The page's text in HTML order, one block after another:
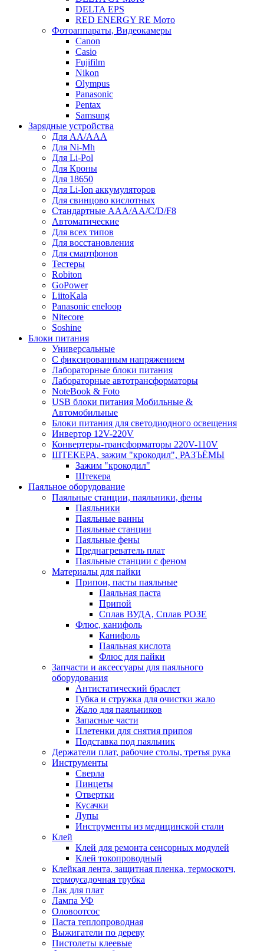
DELTA EPS
RED ENERGY RE Мото
Фотоаппараты, Видеокамеры
Canon
Casio
Fujifilm
Nikon
Olympus
Panasonic
Pentax
Samsung
Зарядные устройства
Для AA/AAA
Для Ni-Mh
Для Li-Pol
Для Кроны
Для 18650
Для Li-Ion аккумуляторов
Для свинцово кислотных
Стандартные ААА/АА/С/D/F8
Автоматические
Для всех типов
Для восстановления
Для смартфонов
Тестеры
Robiton
GoPower
LiitoKala
Panasonic eneloop
Nitecore
Soshine
Блоки питания
Универсальные
C фиксированным напряжением
Лабораторные блоки питания
Лабораторные автотрансформаторы
NoteBook & Foto
USB блоки питания Мобильные &
Автомобильные
Блоки питания для светодиодного освещения
Инвертор 12V-220V
Конвертеры-трансформаторы 220V-110V
ШТЕКЕРА, зажим "крокодил", РАЗЪЁМЫ
Зажим "крокодил"
Штекера
Паяльное оборудование
Паяльные станции, паяльники, фены
Паяльники
Паяльные ванны
Паяльные станции
Паяльные фены
Преднагреватель плат
Паяльные станции с феном
Материалы для пайки
Припои, пасты паяльные
Паяльная паста
Припой
Сплав ВУДА, Сплав РОЗЕ
Флюс, канифоль
Канифоль
Паяльная кислота
Флюс для пайки
Запчасти и аксессуары для паяльного
оборудования
Антистатический браслет
Губка и стружка для очистки жало
Жало для паяльников
Запасные части
Плетенки для снятия припоя
Подставка под паяльник
Держатели плат, рабочие столы, третья рука
Инструменты
Сверла
Пинцеты
Отвертки
Кусачки
Лупы
Инструменты из медицинской стали
Клей
Клей для ремонта сенсорных модулей
Клей токопроводный
Клейкая лента, защитная пленка, термоскотч,
термоусадочная трубка
Лак для плат
Лампа УФ
Оловоотсос
Паста теплопроводная
Выжигатели по дереву
Пистолеты клеевые